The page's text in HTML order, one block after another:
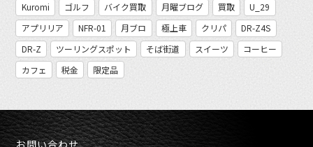
Kuromi
ゴルフ バイク買取 月曜ブログ 買取
U_29
アプリリア
NFR-01 月ブロ 極上車 クリパ
DR-Z4S
DR-Z
ツーリングスポット そば街道 スイーツ
コーヒー
カフェ
税金 限定品